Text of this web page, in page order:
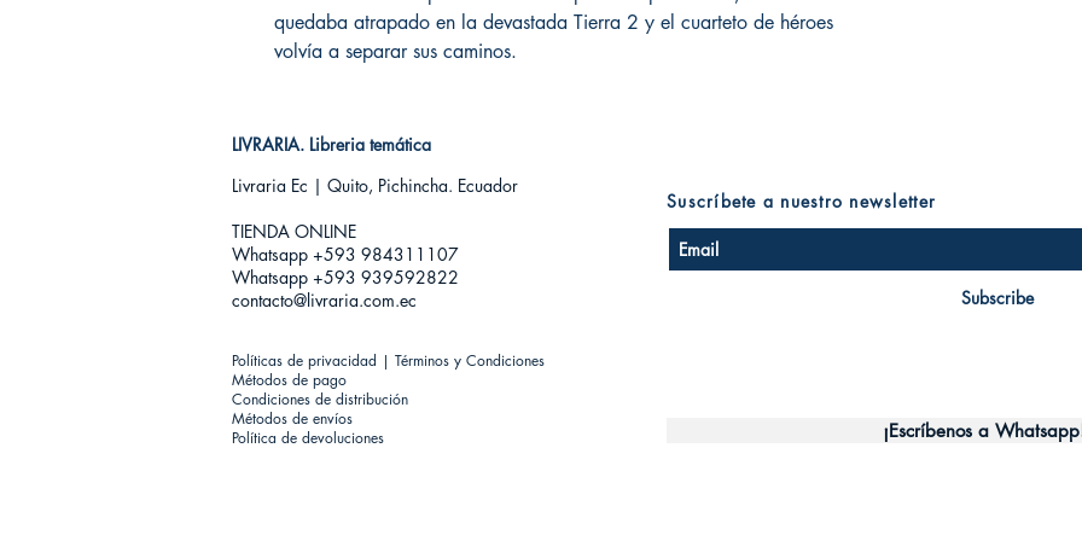
quedaba atrapado en la devastada Tierra 2 y el cuarteto de héroes
volvía a separar sus caminos.
LIVRARIA. Libreria temática
Livraria Ec | Quito, Pichincha. Ecuador
TIENDA ONLINE​
Whatsapp +593 984311107
Whatsapp +593 939592822
contacto@livraria.com.ec
Políticas de privacidad | Términos y Condiciones
Métodos de pago
Condiciones de distribución
Métodos de envíos
Política de devoluciones
Subscribe
Suscríbete a nuestro newsletter
¡Escríbenos a